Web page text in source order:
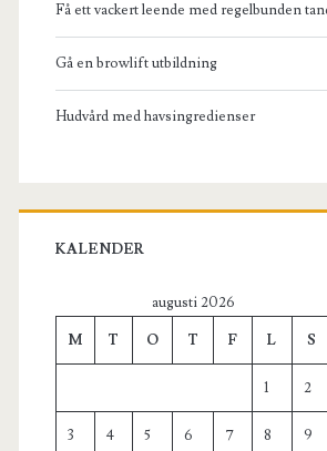
Få ett vackert leende med regelbunden
Gå en browlift utbildning
Hudvård med havsingredienser
KALENDER
augusti 2026
M T O T F L S
1 2
3 4 5 6 7 8 9